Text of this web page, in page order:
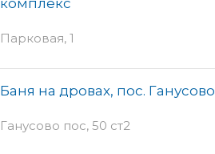
Парковая, 1
Баня на дровах, пос. Ганусово
Ганусово пос, 50 ст2